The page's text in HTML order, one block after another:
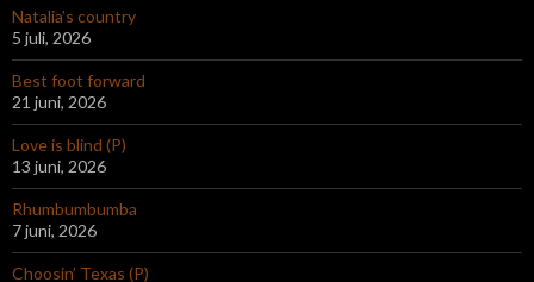
Natalia’s country
5 juli, 2026
Best foot forward
21 juni, 2026
Love is blind (P)
13 juni, 2026
Rhumbumbumba
7 juni, 2026
Choosin’ Texas (P)